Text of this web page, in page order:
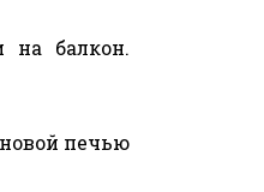
на балкон.
печью